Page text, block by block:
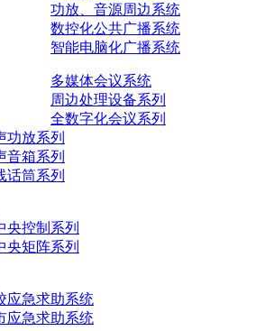
功放、音源周边系统
数控化公共广播系统
智能电脑化广播系统
多媒体会议系统
周边处理设备系列
全数字化会议系列
功放系列
音箱系列
话筒系列
央控制系列
央矩阵系列
应急求助系统
应急求助系统
祝您国庆节快乐
CDK简介
CDK新闻
网络招聘 社会招聘